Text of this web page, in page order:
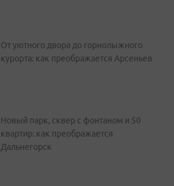
От уютного двора до горнолыжного
курорта: как преображается Арсеньев
Новый парк, сквер с фонтаном и 50
квартир: как преображается
Дальнегорск